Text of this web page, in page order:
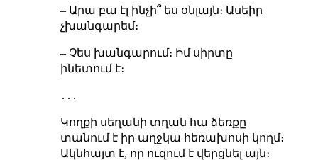
– Արա բա էլ ինչի՞ ես օնլայն։ Ասեիր
չխանգարեմ։
– Չես խանգարում։ Իմ սիրտը
ինետում է։
․․․
Կողքի սեղանի տղան հա ձեռքը
տանում է իր աղջկա հեռախոսի կողմ։
Ակնհայտ է, որ ուզում է վերցնել այն։